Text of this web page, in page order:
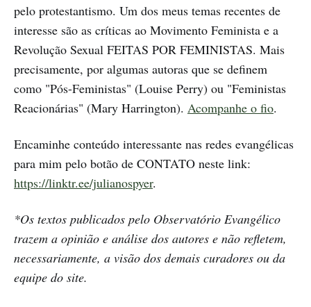
pelo protestantismo. Um dos meus temas recentes de
interesse são as críticas ao Movimento Feminista e a
Revolução Sexual FEITAS POR FEMINISTAS. Mais
precisamente, por algumas autoras que se definem
como "Pós-Feministas" (Louise Perry) ou "Feministas
Reacionárias" (Mary Harrington). Acompanhe o fio.
Encaminhe conteúdo interessante nas redes evangélicas
para mim pelo botão de CONTATO neste link:
https://linktr.ee/julianospyer.
*Os textos publicados pelo Observatório Evangélico
trazem a opinião e análise dos autores e não refletem,
necessariamente, a visão dos demais curadores ou da
equipe do site.